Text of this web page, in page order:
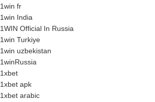
1win fr
1win India
1WIN Official In Russia
1win Turkiye
1win uzbekistan
1winRussia
1xbet
1xbet apk
1xbet arabic